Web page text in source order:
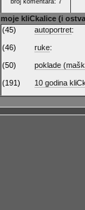
broj komentara: 7
moje kliCkalice (i
(45)
autoportret:
(46) ruke:
(50) poklade
(191) 10 godina